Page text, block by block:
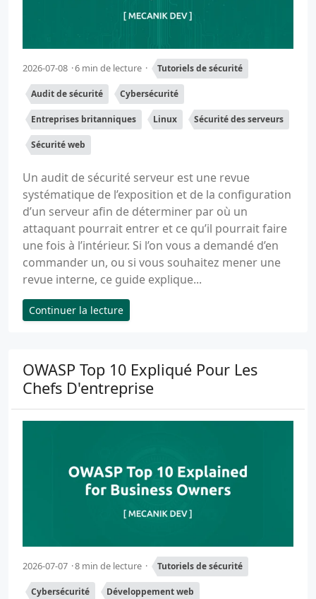
2026-07-08 6 min de lecture Tutoriels de sécurité
Audit de sécurité Cybersécurité
Entreprises britanniques Linux Sécurité des serveurs
Sécurité web
Un audit de sécurité serveur est une revue
systématique de l’exposition et de la configuration
d’un serveur afin de déterminer par où un
attaquant pourrait entrer et ce qu’il pourrait faire
une fois à l’intérieur. Si l’on vous a demandé d’en
commander un, ou si vous souhaitez mener une
revue interne, ce guide explique...
Continuer la lecture
OWASP Top 10 Expliqué Pour Les
Chefs D'entreprise
2026-07-07 8 min de lecture Tutoriels de sécurité
Cybersécurité Développement web